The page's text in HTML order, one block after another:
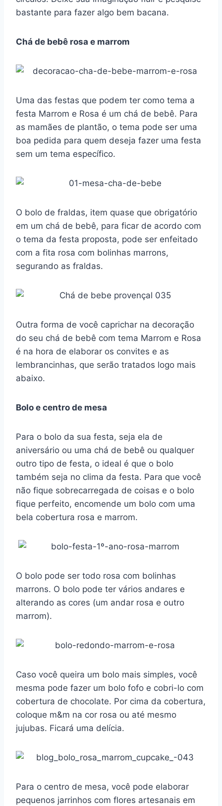
bastante para fazer algo bem bacana.
Chá de bebê rosa e marrom
Uma das festas que podem ter como tema a
festa Marrom e Rosa é um chá de bebê. Para
as mamães de plantão, o tema pode ser uma
boa pedida para quem deseja fazer uma festa
sem um tema específico.
O bolo de fraldas, item quase que obrigatório
em um chá de bebê, para ficar de acordo com
o tema da festa proposta, pode ser enfeitado
com a fita rosa com bolinhas marrons,
segurando as fraldas.
Outra forma de você caprichar na decoração
do seu chá de bebê com tema Marrom e Rosa
é na hora de elaborar os convites e as
lembrancinhas, que serão tratados logo mais
abaixo.
Bolo e centro de mesa
Para o bolo da sua festa, seja ela de
aniversário ou uma chá de bebê ou qualquer
outro tipo de festa, o ideal é que o bolo
também seja no clima da festa. Para que você
não fique sobrecarregada de coisas e o bolo
fique perfeito, encomende um bolo com uma
bela cobertura rosa e marrom.
O bolo pode ser todo rosa com bolinhas
marrons. O bolo pode ter vários andares e
alterando as cores (um andar rosa e outro
marrom).
Caso você queira um bolo mais simples, você
mesma pode fazer um bolo fofo e cobri-lo com
cobertura de chocolate. Por cima da cobertura,
coloque m&m na cor rosa ou até mesmo
jujubas. Ficará uma delícia.
Para o centro de mesa, você pode elaborar
pequenos jarrinhos com flores artesanais em